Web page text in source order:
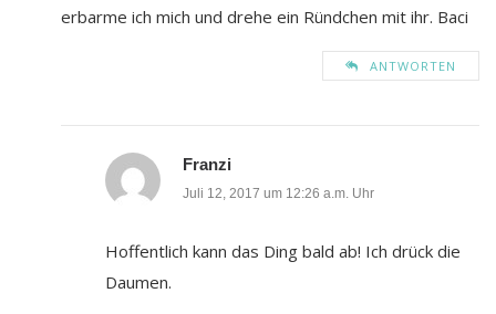
erbarme ich mich und drehe ein Ründchen mit ihr. Baci
ANTWORTEN
Franzi
Juli 12, 2017 um 12:26 a.m. Uhr
Hoffentlich kann das Ding bald ab! Ich drück die
Daumen.